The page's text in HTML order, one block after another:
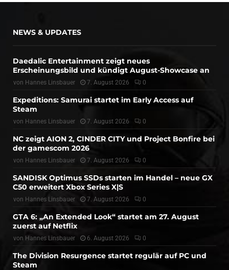
NEWS & UPDATES
Daedalic Entertainment zeigt neues
Erscheinungsbild und kündigt August-Showcase an
von Hannes Linsbauer 7. August 2026 0
Expeditions: Samurai startet im Early Access auf
Steam
von Hannes Linsbauer 7. August 2026 0
NC zeigt AION 2, CINDER CITY und Project Bonfire bei
der gamescom 2026
von Hannes Linsbauer 7. August 2026 0
SANDISK Optimus SSDs starten im Handel – neue GX
C50 erweitert Xbox Series X|S
von Hannes Linsbauer 7. August 2026 0
GTA 6: „An Extended Look“ startet am 27. August
zuerst auf Netflix
von Hannes Linsbauer 6. August 2026 0
The Division Resurgence startet regulär auf PC und
Steam